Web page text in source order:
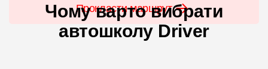
Прокласти маршрут
Чому варто вибрати
автошколу Driver